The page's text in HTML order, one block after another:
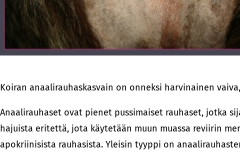
Koiran anaalirauhaskasvain on onneksi harvinainen
Anaalirauhaset ovat pienet pussimaiset rauhaset, jotka
hajuista eritettä, jota käytetään muun muassa reviirin
apokriinisista rauhasista. Yleisin tyyppi on